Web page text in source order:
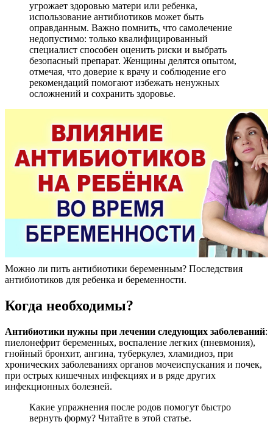
угрожает здоровью матери или ребенка,
использование антибиотиков может быть
оправданным. Важно помнить, что самолечение
недопустимо: только квалифицированный
специалист способен оценить риски и выбрать
безопасный препарат. Женщины делятся опытом,
отмечая, что доверие к врачу и соблюдение его
рекомендаций помогают избежать ненужных
осложнений и сохранить здоровье.
Можно ли пить антибиотики беременным? Последствия
антибиотиков для ребенка и беременности.
Когда необходимы?
Антибиотики нужны при лечении следующих заболеваний:
пиелонефрит беременных, воспаление легких (пневмония),
гнойный бронхит, ангина, туберкулез, хламидиоз, при
хронических заболеваниях органов мочеиспускания и почек,
при острых кишечных инфекциях и в ряде других
инфекционных болезней.
Какие упражнения после родов помогут быстро
вернуть форму? Читайте в этой статье.